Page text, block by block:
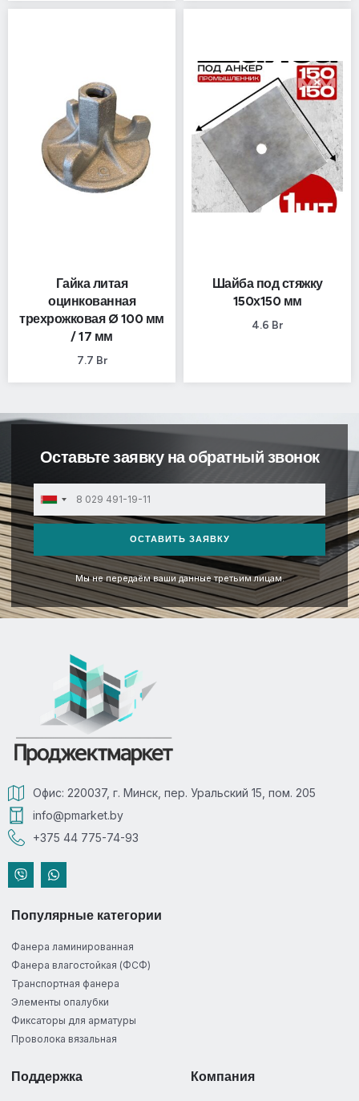
Гайка литая
оцинкованная
трехрожковая Ø 100 мм
/ 17 мм
7.7 Br
Шайба под стяжку
150х150 мм
4.6 Br
Оставьте заявку на обратный звонок
Belarus
+375
ОСТАВИТЬ ЗАЯВКУ
Мы не передаём ваши данные третьим лицам.
Офис: 220037, г. Минск, пер. Уральский 15, пом. 205
info@pmarket.by
+375 44 775-74-93
Популярные категории
Фанера ламинированная
Фанера влагостойкая (ФСФ)
Транспортная фанера
Элементы опалубки
Фиксаторы для арматуры
Проволока вязальная
Поддержка Компания